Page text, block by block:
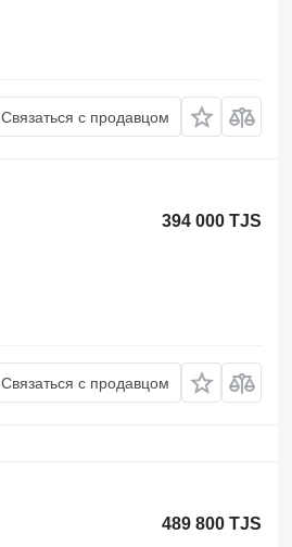
Связаться с продавцом
394 000 TJS
Связаться с продавцом
489 800 TJS